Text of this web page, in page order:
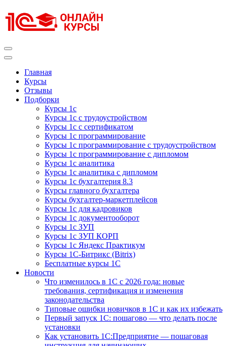
к
содержимому
Главная
Курсы
Отзывы
Подборки
Курсы 1с
Курсы 1с с трудоустройством
Курсы 1с с сертификатом
Курсы 1с программирование
Курсы 1с программирование с трудоустройством
Курсы 1с программирование с дипломом
Курсы 1с аналитика
Курсы 1с аналитика с дипломом
Курсы 1с бухгалтерия 8.3
Курсы главного бухгалтера
Курсы бухгалтер-маркетплейсов
Курсы 1с для кадровиков
Курсы 1с документооборот
Курсы 1с ЗУП
Курсы 1с ЗУП КОРП
Курсы 1с Яндекс Практикум
Курсы 1С-Битрикс (Bitrix)
Бесплатные курсы 1С
Новости
Что изменилось в 1С с 2026 года: новые
требования, сертификация и изменения
законодательства
Типовые ошибки новичков в 1С и как их избежать
Первый запуск 1С: пошагово — что делать после
установки
Как установить 1С:Предприятие — пошаговая